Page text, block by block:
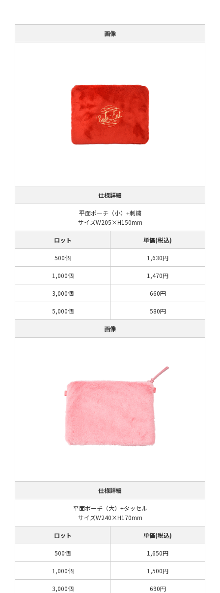
画像
仕様詳細
平面ポーチ（小）+刺繍
サイズW205×H150mm
ロット 単価(税込)
500個 1,630円
1,000個 1,470円
3,000個 660円
5,000個 580円
画像
仕様詳細
平面ポーチ（大）+タッセル
サイズW240×H170mm
ロット 単価(税込)
500個 1,650円
1,000個 1,500円
3,000個 690円